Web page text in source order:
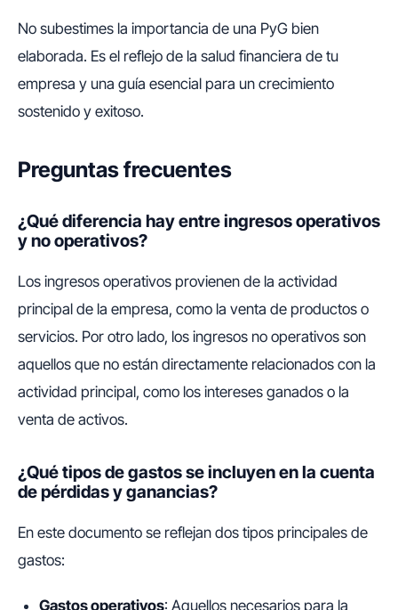
No subestimes la importancia de una PyG bien
elaborada. Es el reflejo de la salud financiera de tu
empresa y una guía esencial para un crecimiento
sostenido y exitoso.
Preguntas frecuentes
¿Qué diferencia hay entre ingresos operativos
y no operativos?
Los ingresos operativos provienen de la actividad
principal de la empresa, como la venta de productos o
servicios. Por otro lado, los ingresos no operativos son
aquellos que no están directamente relacionados con la
actividad principal, como los intereses ganados o la
venta de activos.
¿Qué tipos de gastos se incluyen en la cuenta
de pérdidas y ganancias?
En este documento se reflejan dos tipos principales de
gastos:
Gastos operativos: Aquellos necesarios para la